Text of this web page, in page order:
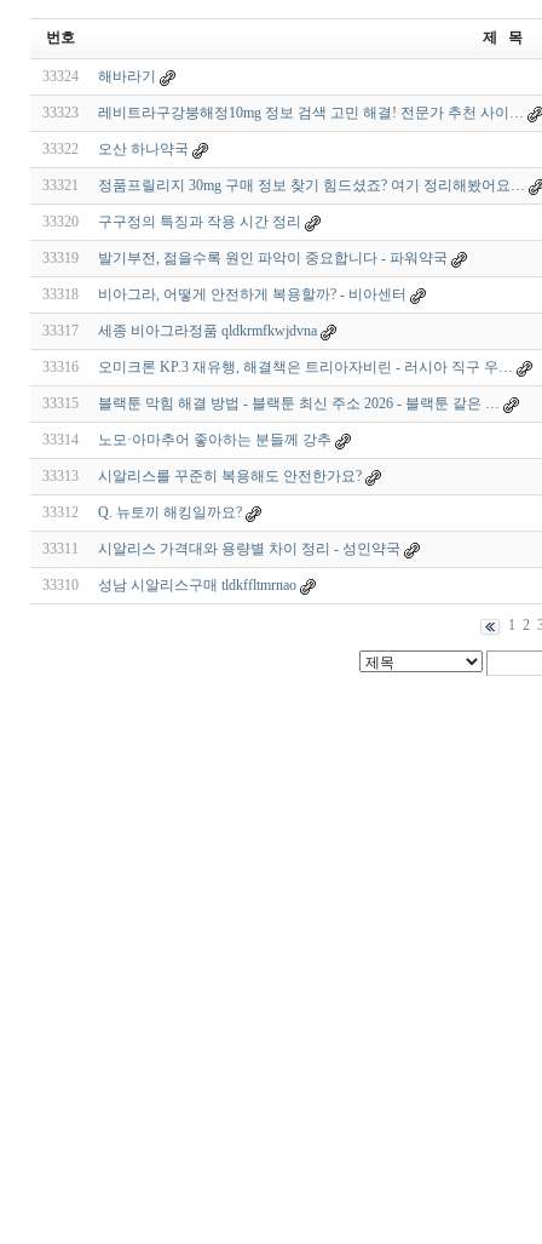
번호 제 목
33324 해바라기
33323 레비트라구강붕해정10mg 정보 검색 고민 해결! 전문가 추천 사이…
33322 오산 하나약국
33321 정품프릴리지 30mg 구매 정보 찾기 힘드셨죠? 여기 정리해봤어요…
33320 구구정의 특징과 작용 시간 정리
33319 발기부전, 젊을수록 원인 파악이 중요합니다 - 파워약국
33318 비아그라, 어떻게 안전하게 복용할까? - 비아센터
33317 세종 비아그라정품 qldkrmfkwjdvna
33316 오미크론 KP.3 재유행, 해결책은 트리아자비린 - 러시아 직구 우…
33315 블랙툰 막힘 해결 방법 - 블랙툰 최신 주소 2026 - 블랙툰 같은 …
33314 노모·아마추어 좋아하는 분들께 강추
33313 시알리스를 꾸준히 복용해도 안전한가요?
33312 Q. 뉴토끼 해킹일까요?
33311 시알리스 가격대와 용량별 차이 정리 - 성인약국
33310 성남 시알리스구매 tldkffltmrnao
1 2